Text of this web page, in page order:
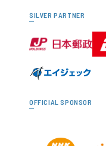
SILVER PARTNER
OFFICIAL SPONSOR